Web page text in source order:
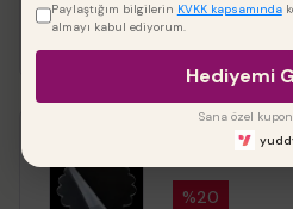
papatyapleksi
%20
Paylaştığım bilgilerin KVKK kapsamında
almayı kabul ediyorum.
Hediyemi
Sana özel